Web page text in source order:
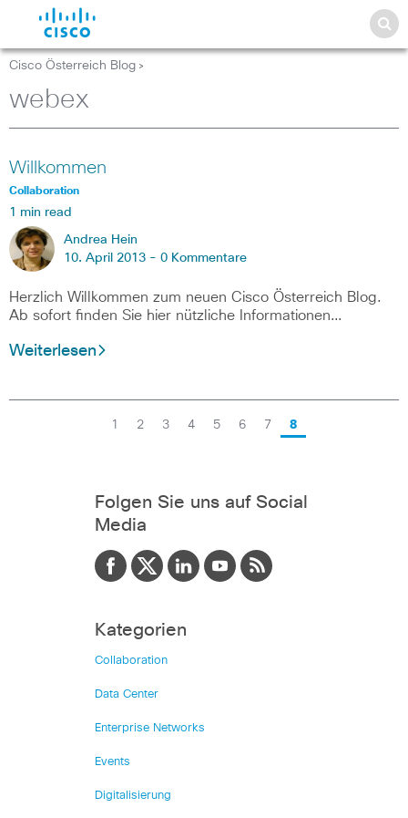
Cisco Österreich Blog >
webex
Willkommen
Collaboration
1 min read
Andrea Hein
10. April 2013 - 0 Kommentare
Herzlich Willkommen zum neuen Cisco Österreich Blog.
Ab sofort finden Sie hier nützliche Informationen…
Weiterlesen
1 2 3 4 5 6 7 8
Folgen Sie uns auf Social
Media
Kategorien
Collaboration
Data Center
Enterprise Networks
Events
Digitalisierung